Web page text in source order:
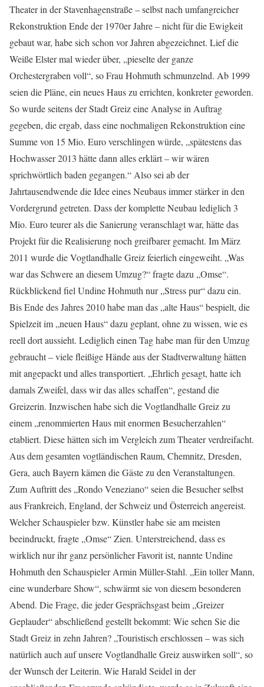
Theater in der Stavenhagenstraße – selbst nach umfangreicher
Rekonstruktion Ende der 1970er Jahre – nicht für die Ewigkeit
gebaut war, habe sich schon vor Jahren abgezeichnet. Lief die
Weiße Elster mal wieder über, „pieselte der ganze
Orchestergraben voll“, so Frau Hohmuth schmunzelnd. Ab 1999
seien die Pläne, ein neues Haus zu errichten, konkreter geworden.
So wurde seitens der Stadt Greiz eine Analyse in Auftrag
gegeben, die ergab, dass eine nochmaligen Rekonstruktion eine
Summe von 15 Mio. Euro verschlingen würde, „spätestens das
Hochwasser 2013 hätte dann alles erklärt – wir wären
sprichwörtlich baden gegangen.“ Also sei ab der
Jahrtausendwende die Idee eines Neubaus immer stärker in den
Vordergrund getreten. Dass der komplette Neubau lediglich 3
Mio. Euro teurer als die Sanierung veranschlagt war, hätte das
Projekt für die Realisierung noch greifbarer gemacht. Im März
2011 wurde die Vogtlandhalle Greiz feierlich eingeweiht. „Was
war das Schwere an diesem Umzug?“ fragte dazu „Omse“.
Rückblickend fiel Undine Hohmuth nur „Stress pur“ dazu ein.
Bis Ende des Jahres 2010 habe man das „alte Haus“ bespielt, die
Spielzeit im „neuen Haus“ dazu geplant, ohne zu wissen, wie es
reell dort aussieht. Lediglich einen Tag habe man für den Umzug
gebraucht – viele fleißige Hände aus der Stadtverwaltung hätten
mit angepackt und alles transportiert. „Ehrlich gesagt, hatte ich
damals Zweifel, dass wir das alles schaffen“, gestand die
Greizerin. Inzwischen habe sich die Vogtlandhalle Greiz zu
einem „renommierten Haus mit enormen Besucherzahlen“
etabliert. Diese hätten sich im Vergleich zum Theater verdreifacht.
Aus dem gesamten vogtländischen Raum, Chemnitz, Dresden,
Gera, auch Bayern kämen die Gäste zu den Veranstaltungen.
Zum Auftritt des „Rondo Veneziano“ seien die Besucher selbst
aus Frankreich, England, der Schweiz und Österreich angereist.
Welcher Schauspieler bzw. Künstler habe sie am meisten
beeindruckt, fragte „Omse“ Zien. Unterstreichend, dass es
wirklich nur ihr ganz persönlicher Favorit ist, nannte Undine
Hohmuth den Schauspieler Armin Müller-Stahl. „Ein toller Mann,
eine wunderbare Show“, schwärmt sie von diesem besonderen
Abend. Die Frage, die jeder Gesprächsgast beim „Greizer
Geplauder“ abschließend gestellt bekommt: Wie sehen Sie die
Stadt Greiz in zehn Jahren? „Touristisch erschlossen – was sich
natürlich auch auf unsere Vogtlandhalle Greiz auswirken soll“, so
der Wunsch der Leiterin. Wie Harald Seidel in der